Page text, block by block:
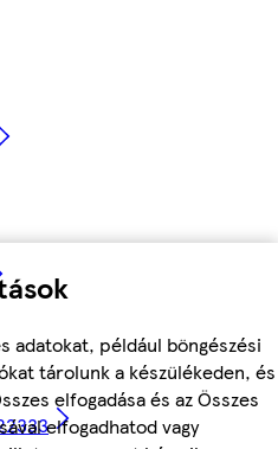
adatokat, például böngészési
tárolunk a készülékeden, és
elfogadása és az Összes
elfogadhatod vagy